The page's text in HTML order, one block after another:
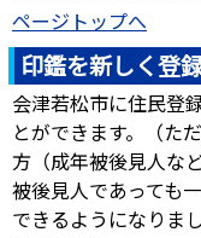
ページトップへ
印鑑を新しく登
会津若松市に住民登
とができます。（た
方（成年被後見人な
被後見人であっても
できるようになりま